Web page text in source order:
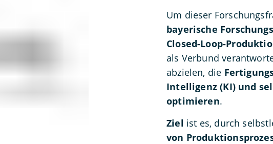
Um dieser
bayerische
Closed-Loop-
als Verbund
abzielen, die
Intelligenz (KI) und
optimieren.
Ziel ist es, durch
von